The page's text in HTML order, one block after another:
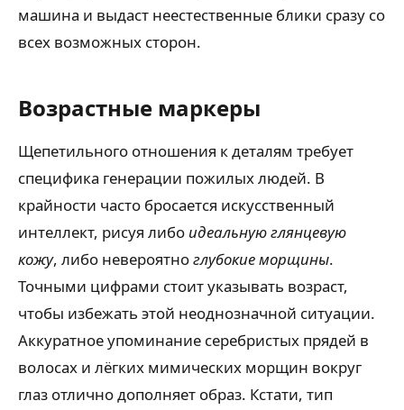
машина и выдаст неестественные блики сразу со
всех возможных сторон.
Возрастные маркеры
Щепетильного отношения к деталям требует
специфика генерации пожилых людей. В
крайности часто бросается искусственный
интеллект, рисуя либо идеальную глянцевую
кожу, либо невероятноглубокие морщины.
Точными цифрами стоит указывать возраст,
чтобы избежать этой неоднозначной ситуации.
Аккуратное упоминание серебристых прядей в
волосах и лёгких мимических морщин вокруг
глаз отлично дополняет образ. Кстати, тип